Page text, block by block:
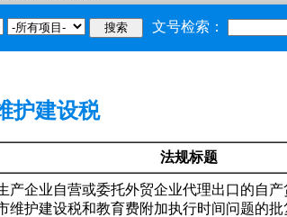
搜索 文号检索：
护建设税
法规标题
产企业自营或委托外贸企业代理出口的自
维护建设税和教育费附加执行时间问题的批